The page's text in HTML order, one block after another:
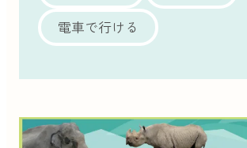
電車で行ける